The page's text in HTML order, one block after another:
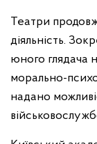
Театри
діяльність.
юного глядача
морально-
надано